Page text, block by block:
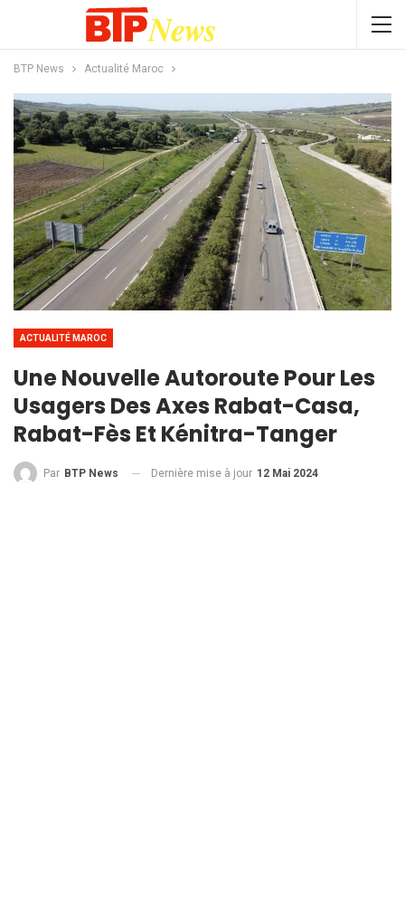
BTP News Actualité Maroc
ACTUALITÉ MAROC
Une Nouvelle Autoroute Pour Les
Usagers Des Axes Rabat-Casa,
Rabat-Fès Et Kénitra-Tanger
Par BTP News Dernière mise à jour 12 Mai 2024